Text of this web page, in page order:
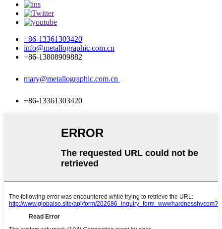
+86-13361303420
info@metallographic.com.cn
+86-13808909882
mary@metallographic.com.cn
+86-13361303420